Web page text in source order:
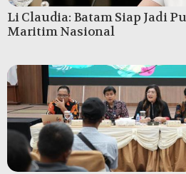
Li Claudia: Batam Siap Jadi
Maritim Nasional